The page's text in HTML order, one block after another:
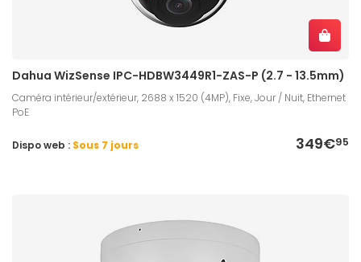
Dahua WizSense IPC-HDBW3449R1-ZAS-P (2.7 - 13.5mm)
Caméra intérieur/extérieur, 2688 x 1520 (4MP), Fixe, Jour / Nuit, Ethernet
PoE
349€95
Dispo web : Sous 7 jours